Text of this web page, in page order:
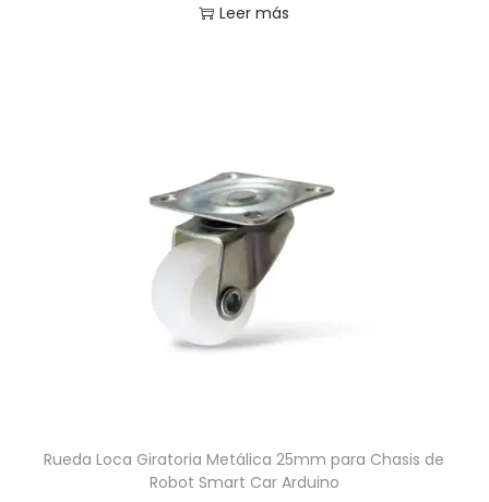
Leer más
Rueda Loca Giratoria Metálica 25mm para Chasis de
Robot Smart Car Arduino